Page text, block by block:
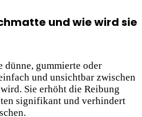
und wie wird sie
dünne, gummierte oder
und unsichtbar zwischen
Sie erhöht die Reibung
signifikant und verhindert